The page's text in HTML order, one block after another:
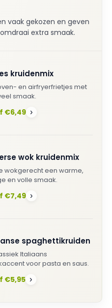
vaak gekozen en geven
extra smaak.
kruidenmix
en airfryerfrietjes met
smaak.
€6,49 ›
wok kruidenmix
wokgerecht een warme,
en volle smaak.
€7,49 ›
spaghettikruiden
Italiaans
voor pasta en saus.
€5,95 ›